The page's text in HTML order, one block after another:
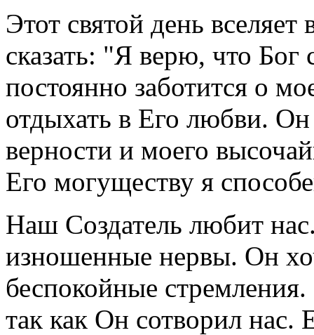
Этот святой день вселяет
сказать: "Я верю, что Бог
постоянно заботится о
отдыхать в Его любви.
верности и моего
Его могуществу я
Наш Создатель любит
изношенные нервы. Он
беспокойные
так как Он сотворил нас.